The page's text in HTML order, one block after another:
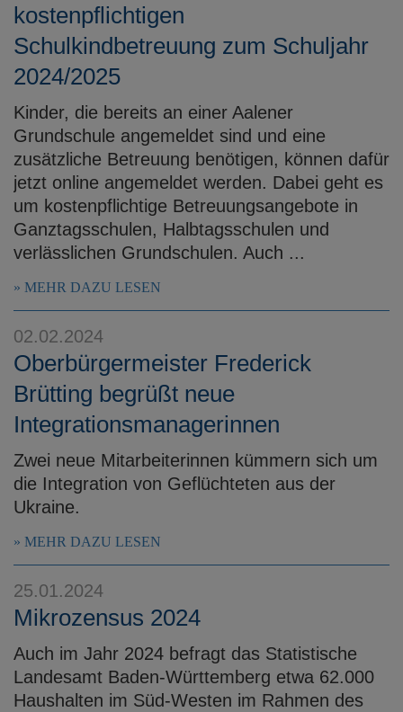
kostenpflichtigen
Schulkindbetreuung zum Schuljahr
2024/2025
Kinder, die bereits an einer Aalener
Grundschule angemeldet sind und eine
zusätzliche Betreuung benötigen, können dafür
jetzt online angemeldet werden. Dabei geht es
um kostenpflichtige Betreuungsangebote in
Ganztagsschulen, Halbtagsschulen und
verlässlichen Grundschulen. Auch ...
MEHR DAZU LESEN
02.02.2024
Oberbürgermeister Frederick
Brütting begrüßt neue
Integrationsmanagerinnen
Zwei neue Mitarbeiterinnen kümmern sich um
die Integration von Geflüchteten aus der
Ukraine.
MEHR DAZU LESEN
25.01.2024
Mikrozensus 2024
Auch im Jahr 2024 befragt das Statistische
Landesamt Baden-Württemberg etwa 62.000
Haushalten im Süd-Westen im Rahmen des